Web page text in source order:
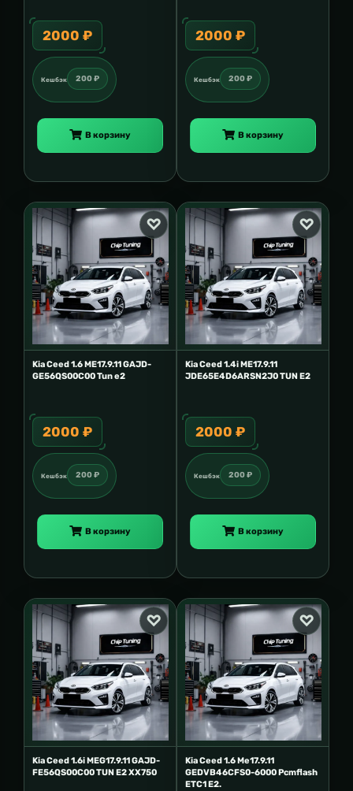
2000 ₽
Кешбэк 200 ₽
В корзину
2000 ₽
Кешбэк 200 ₽
В корзину
Kia Ceed 1.6 ME17.9.11 GAJD-
GE56QS00C00 Tun e2
2000 ₽
Кешбэк 200 ₽
В корзину
Kia Ceed 1.4i ME17.9.11
JDE65E4D6ARSN2J0 TUN E2
2000 ₽
Кешбэк 200 ₽
В корзину
Kia Ceed 1.6i MEG17.9.11 GAJD-
FE56QS00C00 TUN E2 XX750
Kia Ceed 1.6 Me17.9.11
GEDVB46CFS0-6000 Pcmflash
ETC1 E2.